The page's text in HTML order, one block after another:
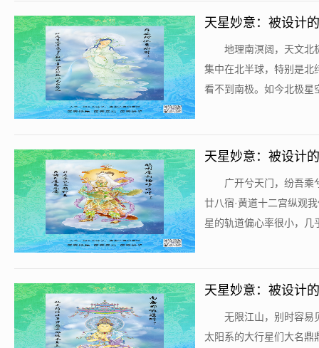
天星妙意：被设计
地理南溟阔，天文北
集中在北半球，特别是北
看不到南极。如今北极星
天星妙意：被设计
广开兮天门，纷吾乘
廿八宿·黄道十二宫纵观
星的轨道偏心率很小，
天星妙意：被设计
无限江山，别时容易
太阳系的大行星们大名鼎